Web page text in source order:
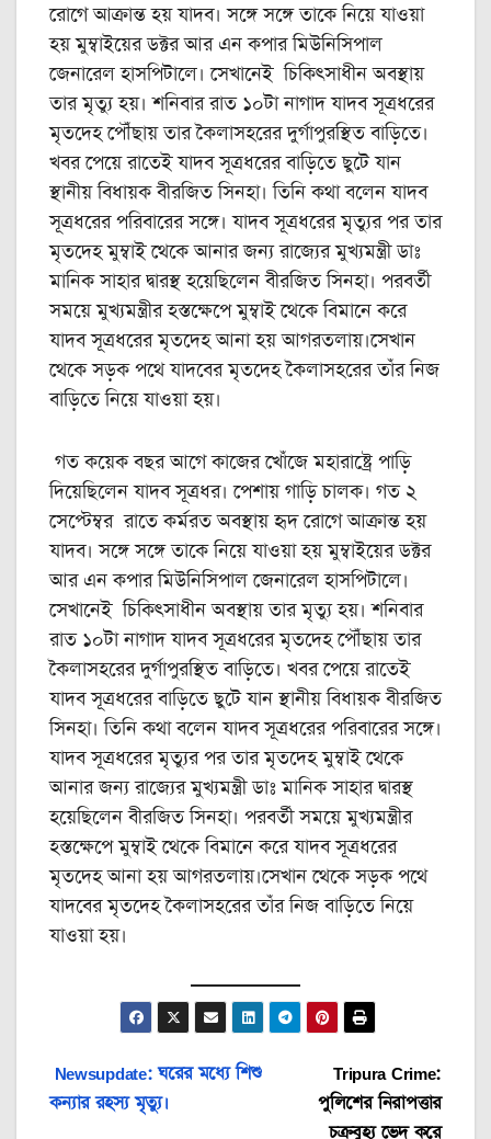
রোগে আক্রান্ত হয় যাদব। সঙ্গে সঙ্গে তাকে নিয়ে যাওয়া
হয় মুম্বাইয়ের ডক্টর আর এন কপার মিউনিসিপাল
জেনারেল হাসপিটালে। সেখানেই চিকিৎসাধীন অবস্থায়
তার মৃত্যু হয়। শনিবার রাত ১০টা নাগাদ যাদব সূত্রধরের
মৃতদেহ পৌঁছায় তার কৈলাসহরের দুর্গাপুরস্থিত বাড়িতে।
খবর পেয়ে রাতেই যাদব সূত্রধরের বাড়িতে ছুটে যান
স্থানীয় বিধায়ক বীরজিত সিনহা। তিনি কথা বলেন যাদব
সূত্রধরের পরিবারের সঙ্গে। যাদব সূত্রধরের মৃত্যুর পর তার
মৃতদেহ মুম্বাই থেকে আনার জন্য রাজ্যের মুখ্যমন্ত্রী ডাঃ
মানিক সাহার দ্বারস্থ হয়েছিলেন বীরজিত সিনহা। পরবর্তী
সময়ে মুখ্যমন্ত্রীর হস্তক্ষেপে মুম্বাই থেকে বিমানে করে
যাদব সূত্রধরের মৃতদেহ আনা হয় আগরতলায়।সেখান
থেকে সড়ক পথে যাদবের মৃতদেহ কৈলাসহরের তাঁর নিজ
বাড়িতে নিয়ে যাওয়া হয়।
গত কয়েক বছর আগে কাজের খোঁজে মহারাষ্ট্রে পাড়ি
দিয়েছিলেন যাদব সূত্রধর। পেশায় গাড়ি চালক। গত ২
সেপ্টেম্বর রাতে কর্মরত অবস্থায় হৃদ রোগে আক্রান্ত হয়
যাদব। সঙ্গে সঙ্গে তাকে নিয়ে যাওয়া হয় মুম্বাইয়ের ডক্টর
আর এন কপার মিউনিসিপাল জেনারেল হাসপিটালে।
সেখানেই চিকিৎসাধীন অবস্থায় তার মৃত্যু হয়। শনিবার
রাত ১০টা নাগাদ যাদব সূত্রধরের মৃতদেহ পৌঁছায় তার
কৈলাসহরের দুর্গাপুরস্থিত বাড়িতে। খবর পেয়ে রাতেই
যাদব সূত্রধরের বাড়িতে ছুটে যান স্থানীয় বিধায়ক বীরজিত
সিনহা। তিনি কথা বলেন যাদব সূত্রধরের পরিবারের সঙ্গে।
যাদব সূত্রধরের মৃত্যুর পর তার মৃতদেহ মুম্বাই থেকে
আনার জন্য রাজ্যের মুখ্যমন্ত্রী ডাঃ মানিক সাহার দ্বারস্থ
হয়েছিলেন বীরজিত সিনহা। পরবর্তী সময়ে মুখ্যমন্ত্রীর
হস্তক্ষেপে মুম্বাই থেকে বিমানে করে যাদব সূত্রধরের
মৃতদেহ আনা হয় আগরতলায়।সেখান থেকে সড়ক পথে
যাদবের মৃতদেহ কৈলাসহরের তাঁর নিজ বাড়িতে নিয়ে
যাওয়া হয়।
Post
navigation
Tripura Crime:
পুলিশের নিরাপত্তার
চক্রবুহ্য ভেদ করে
Newsupdate: ঘরের মধ্যে শিশু
কন্যার রহস্য মৃত্যু।